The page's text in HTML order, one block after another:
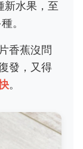
新水果，至
。
香蕉沒問
發，又得
。